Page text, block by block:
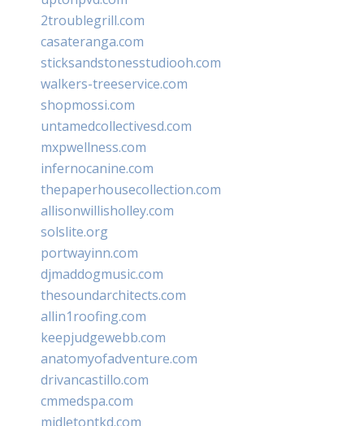
2troublegrill.com
casateranga.com
sticksandstonesstudiooh.com
walkers-treeservice.com
shopmossi.com
untamedcollectivesd.com
mxpwellness.com
infernocanine.com
thepaperhousecollection.com
allisonwillisholley.com
solslite.org
portwayinn.com
djmaddogmusic.com
thesoundarchitects.com
allin1roofing.com
keepjudgewebb.com
anatomyofadventure.com
drivancastillo.com
cmmedspa.com
midletontkd.com